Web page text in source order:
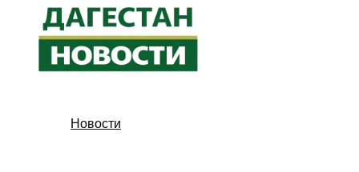
Перейти
содержимому
Новости